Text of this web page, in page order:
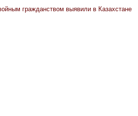
гражданством выявили в Казахстане